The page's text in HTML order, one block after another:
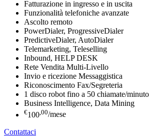
Fatturazione in ingresso e in uscita
Funzionalità telefoniche avanzate
Ascolto remoto
PowerDialer, ProgressiveDialer
PredictiveDialer, AutoDialer
Telemarketing, Teleselling
Inbound, HELP DESK
Rete Vendita Multi-Livello
Invio e ricezione Messaggistica
Riconoscimento Fax/Segreteria
1 disco robot fino a 50 chiamate/minuto
Business Intelligence, Data Mining
€100 ,00/mese
Contattaci